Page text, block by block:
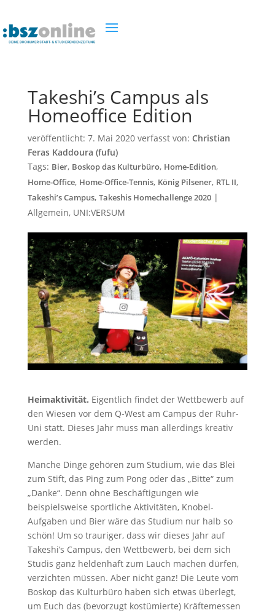
Takeshi’s Campus als
Homeoffice Edition
veröffentlicht: 7. Mai 2020verfasst von: Christian
Feras Kaddoura (fufu)
Tags: Bier, Boskop das Kulturbüro, Home-Edition,
Home-Office, Home-Office-Tennis, König Pilsener, RTL II,
Takeshi’s Campus, Takeshis Homechallenge 2020|
Allgemein, UNI:VERSUM
Heimaktivität. Eigentlich findet der Wettbewerb auf
den Wiesen vor dem Q-West am Campus der Ruhr-
Uni statt. Dieses Jahr muss man allerdings kreativ
werden.
Manche Dinge gehören zum Studium, wie das Blei
zum Stift, das Ping zum Pong oder das „Bitte“ zum
„Danke“. Denn ohne Beschäftigungen wie
beispielsweise sportliche Aktivitäten, Knobel-
Aufgaben und Bier wäre das Studium nur halb so
schön! Um so trauriger, dass wir dieses Jahr auf
Takeshi’s Campus, den Wettbewerb, bei dem sich
Studis ganz heldenhaft zum Lauch machen dürfen,
verzichten müssen. Aber nicht ganz! Die Leute vom
Boskop das Kulturbüro haben sich etwas überlegt,
um Euch das (bevorzugt kostümierte) Kräftemessen